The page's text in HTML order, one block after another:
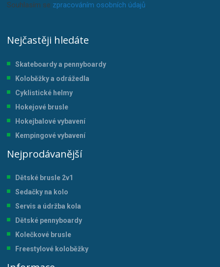
Souhlasím se zpracováním osobních údajů.
Nejčastěji hledáte
Skateboardy a pennyboardy
Koloběžky a odrážedla
Cyklistické helmy
Hokejové brusle
Hokejbalové vybavení
Kempingové vybavení
Nejprodávanější
Dětské brusle 2v1
Sedačky na kolo
Servis a údržba kola
Dětské pennyboardy
Kolečkové brusle
Freestylové koloběžky